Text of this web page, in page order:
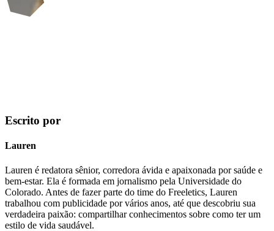
Escrito por
Lauren
Lauren é redatora sênior, corredora ávida e apaixonada por saúde e
bem-estar. Ela é formada em jornalismo pela Universidade do
Colorado. Antes de fazer parte do time do Freeletics, Lauren
trabalhou com publicidade por vários anos, até que descobriu sua
verdadeira paixão: compartilhar conhecimentos sobre como ter um
estilo de vida saudável.